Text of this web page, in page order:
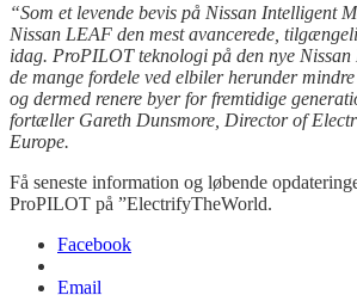
“Som et levende bevis på Nissan Intelligent
Nissan LEAF den mest avancerede,
idag. ProPILOT teknologi på den nye
de mange fordele ved elbiler herunder
og dermed renere byer for fremtidige
fortæller Gareth Dunsmore, Director of
Europe.
Få seneste information og løbende
ProPILOT på ”ElectrifyTheWorld.
Facebook
Email